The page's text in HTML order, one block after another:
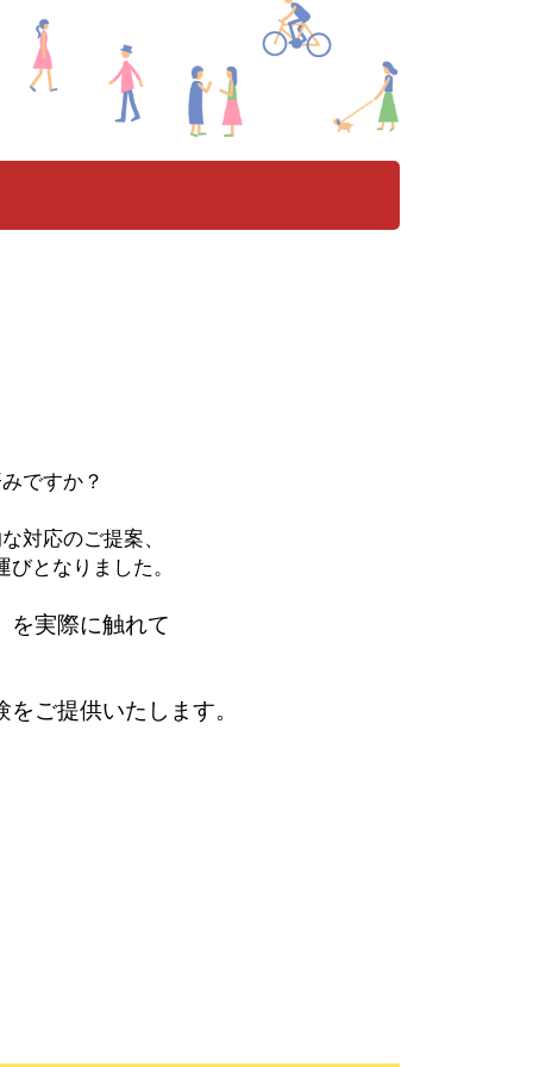
ですか？
対応のご提案、
となりました。
を実際に触れて
ご提供いたします。